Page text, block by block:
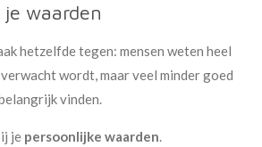
waarden
hetzelfde tegen: mensen weten heel
wordt, maar veel minder goed
vinden.
je persoonlijke waarden.